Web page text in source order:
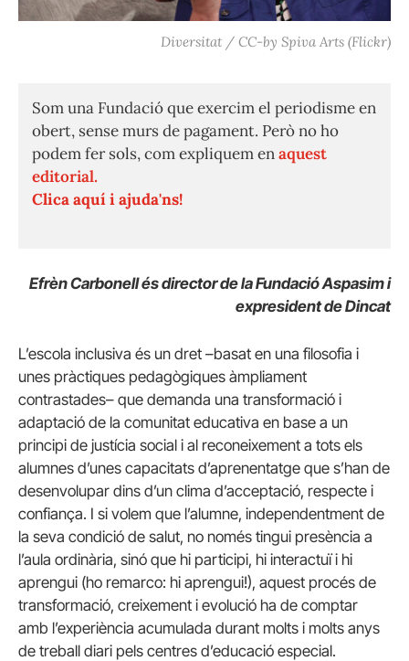
Diversitat / CC-by Spiva Arts (Flickr)
Som una Fundació que exercim el periodisme en
obert, sense murs de pagament. Però no ho
podem fer sols, com expliquem enaquest
editorial.
Clica aquí i ajuda'ns!
Efrèn Carbonell és director de la Fundació Aspasim i
expresident de Dincat
L’escola inclusiva és un dret –basat en una filosofia i
unes pràctiques pedagògiques àmpliament
contrastades– que demanda una transformació i
adaptació de la comunitat educativa en base a un
principi de justícia social i al reconeixement a tots els
alumnes d’unes capacitats d’aprenentatge que s’han de
desenvolupar dins d’un clima d’acceptació, respecte i
confiança. I si volem que l’alumne, independentment de
la seva condició de salut, no només tingui presència a
l’aula ordinària, sinó que hi participi, hi interactuï i hi
aprengui (ho remarco: hi aprengui!), aquest procés de
transformació, creixement i evolució ha de comptar
amb l’experiència acumulada durant molts i molts anys
de treball diari pels centres d’educació especial.